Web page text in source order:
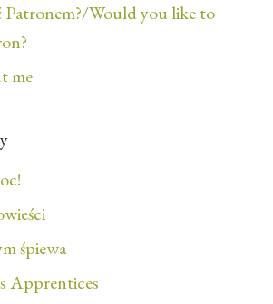
Patronem?/Would you like to
me
śpiewa
Apprentices